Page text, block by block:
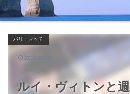
ルイ・ヴィトンと
パリ・マッチ
2024.02.28